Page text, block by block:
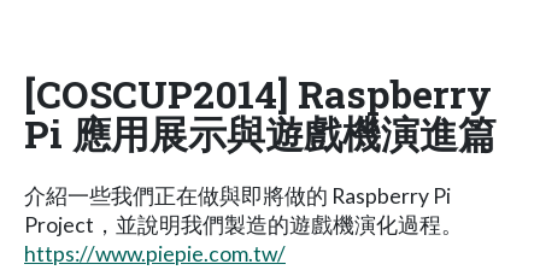
[COSCUP2014] Raspberry
Pi 應用展示與遊戲機演進篇
介紹一些我們正在做與即將做的 Raspberry Pi
Project，並說明我們製造的遊戲機演化過程。
https://www.piepie.com.tw/